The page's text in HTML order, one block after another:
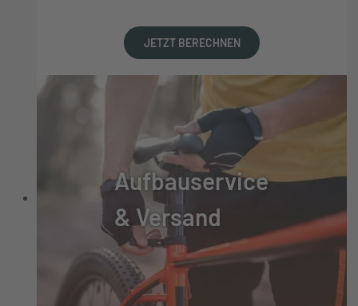
JETZT BERECHNEN
Aufbauservice
& Versand